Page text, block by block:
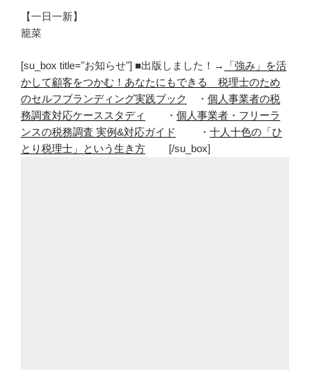
【一日一新】
籠菜
[su_box title="お知らせ"] ■出版しました！→
「強み」を活
かして顧客をつかむ！あなたにもできる 税理士のため
のセルフブランディング実践ブック
・ 個人事業者の税
務調査対応ケーススタディ
・ 個人事業者・フリーラ
ンスの税務調査 実例&対応ガイド
・ 十人十色の「ひ
とり税理士」という生き方 [/su_box]